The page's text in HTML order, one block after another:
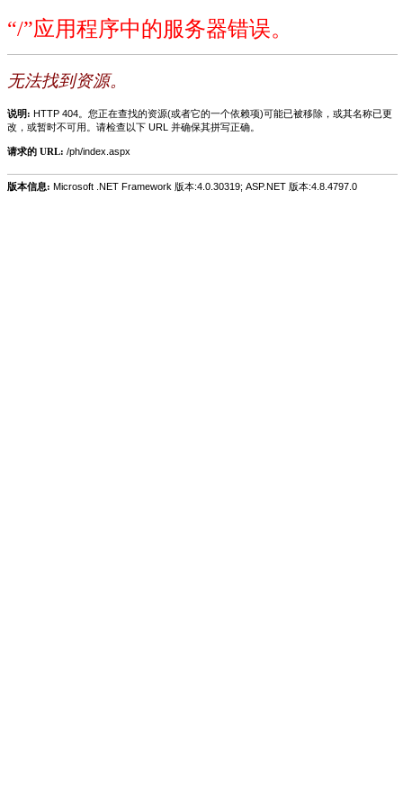
“/”应用程序中的服务器错误。
无法找到资源。
说明: HTTP 404。您正在查找的资源(或者它的一个依赖项)可能已被移除，或其名称已更
改，或暂时不可用。请检查以下 URL 并确保其拼写正确。
请求的 URL: /ph/index.aspx
版本信息: Microsoft .NET Framework 版本:4.0.30319; ASP.NET 版本:4.8.4797.0